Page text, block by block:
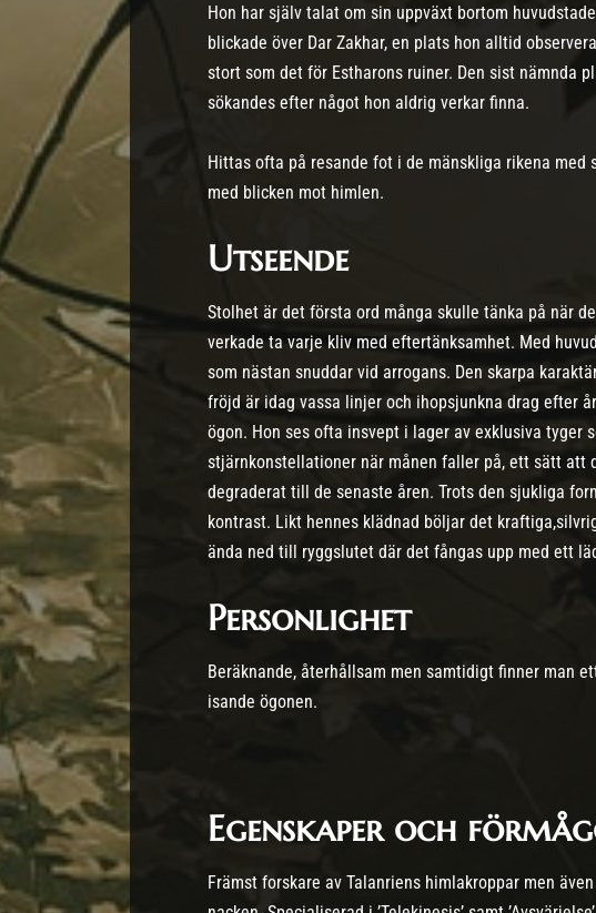
Hon har själv talat om sin uppväxt bortom
blickade över Dar Zakhar, en plats hon alltid
stort som det för Estharons ruiner. Den sist nämnda
sökandes efter något hon aldrig verkar finna.
Hittas ofta på resande fot i de mänskliga rikena
med blicken mot himlen.
Utseende
Stolhet är det första ord många skulle tänka på när
verkade ta varje kliv med eftertänksamhet. Med
som nästan snuddar vid arrogans. Den skarpa
fröjd är idag vassa linjer och ihopsjunkna drag efter
ögon. Hon ses ofta insvept i lager av exklusiva tyger
stjärnkonstellationer när månen faller på, ett sätt att
degraderat till de senaste åren. Trots den sjukliga
kontrast. Likt hennes klädnad böljar det
ända ned till ryggslutet där det fångas upp med ett
Personlighet
Beräknande, återhållsam men samtidigt finner man
isande ögonen.
Egenskaper och
Främst forskare av Talanriens himlakroppar men